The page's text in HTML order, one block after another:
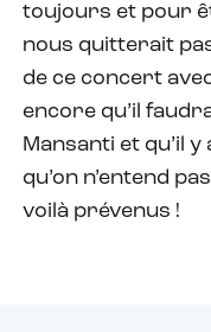
toujours et pour
nous quitterait
de ce concert
encore qu’il
Mansanti et qu’il
qu’on n’entend
voilà prévenus !